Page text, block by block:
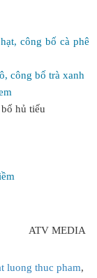
công bố cà phê
công bố trà xanh
hủ tiếu
ATV MEDIA
luong thuc pham,